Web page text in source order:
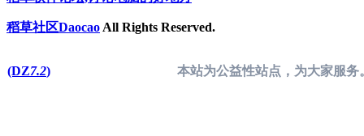
稻草社区Daocao All Rights Reserved.
(DZ7.2) 本站为公益性站点，为大家服